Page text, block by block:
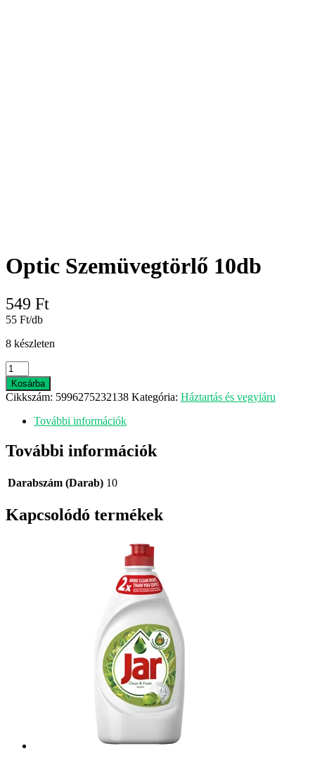
Optic Szemüvegtörlő 10db
549 Ft
55 Ft/db
8 készleten
Optic
Szemüvegtörlő
10db
mennyiség
Kosárba
Cikkszám: 5996275232138 Kategória: Háztartás és vegyiáru
További információk
További információk
Darabszám (Darab) 10
Kapcsolódó termékek